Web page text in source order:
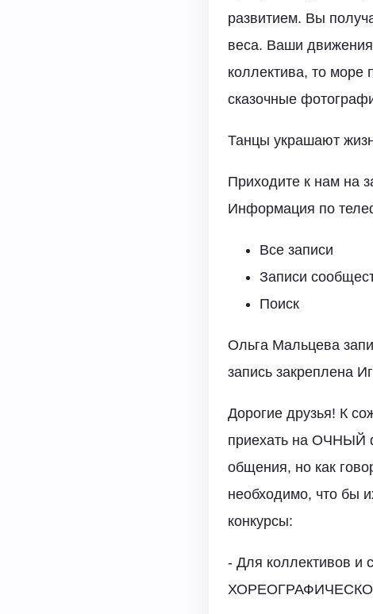
развитием. Вы
веса. Ваши
коллектива, то море
сказочные
Танцы украшают
Приходите к нам на
Информация по
Все записи
Записи
Поиск
Ольга Мальцева
запись закреплена
Дорогие друзья! К
приехать на ОЧНЫЙ
общения, но как
необходимо, что бы
конкурсы:
- Для коллективов